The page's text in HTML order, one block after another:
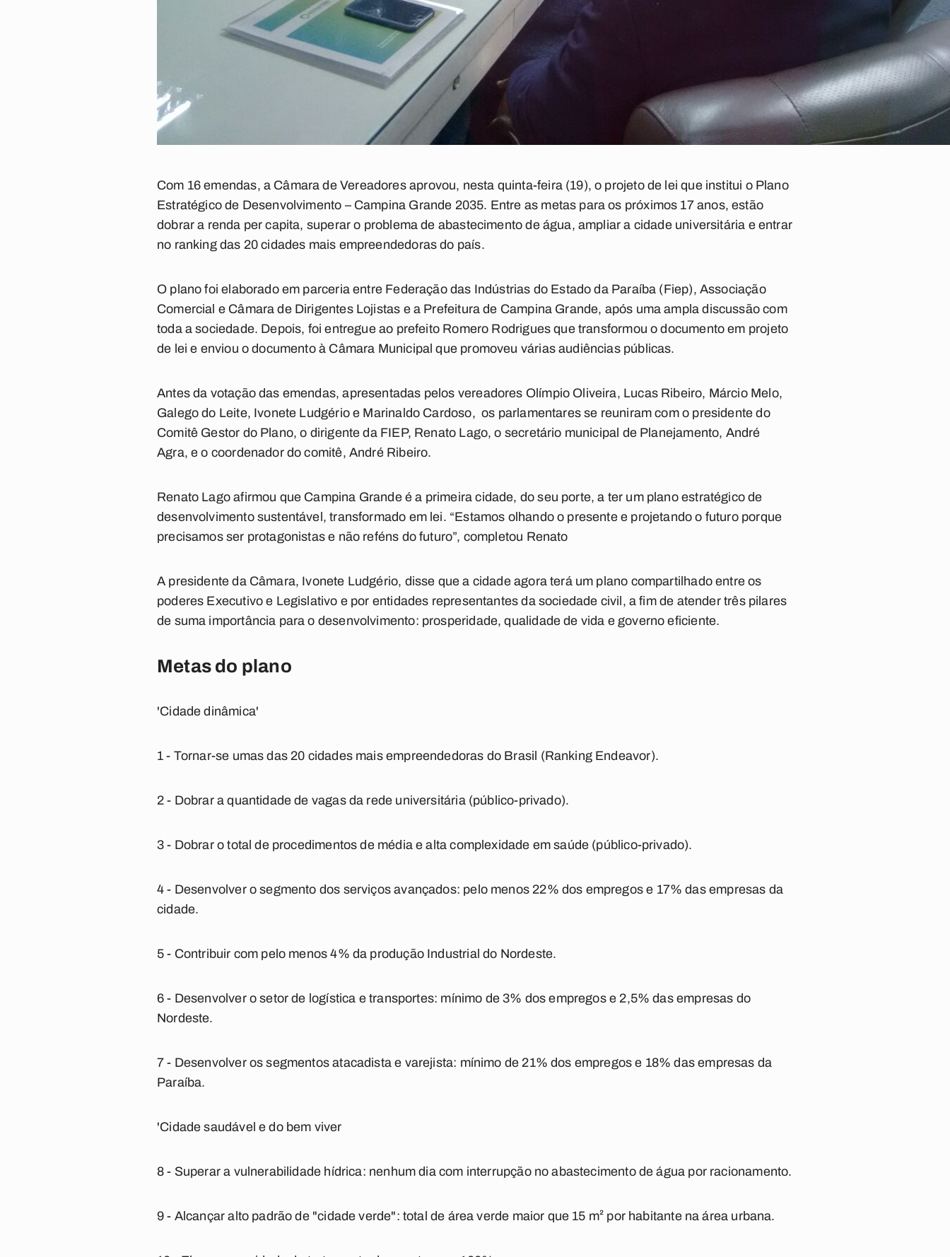
Com 16 emendas, a Câmara de Vereadores aprovou, nesta quinta-feira (19), o projeto de lei que institui o Plano
Estratégico de Desenvolvimento – Campina Grande 2035. Entre as metas para os próximos 17 anos, estão
dobrar a renda per capita, superar o problema de abastecimento de água, ampliar a cidade universitária e entrar
no ranking das 20 cidades mais empreendedoras do país.
O plano foi elaborado em parceria entre Federação das Indústrias do Estado da Paraíba (Fiep), Associação
Comercial e Câmara de Dirigentes Lojistas e a Prefeitura de Campina Grande, após uma ampla discussão com
toda a sociedade. Depois, foi entregue ao prefeito Romero Rodrigues que transformou o documento em projeto
de lei e enviou o documento à Câmara Municipal que promoveu várias audiências públicas.
Antes da votação das emendas, apresentadas pelos vereadores Olímpio Oliveira, Lucas Ribeiro, Márcio Melo,
Galego do Leite, Ivonete Ludgério e Marinaldo Cardoso, os parlamentares se reuniram com o presidente do
Comitê Gestor do Plano, o dirigente da FIEP, Renato Lago, o secretário municipal de Planejamento, André
Agra, e o coordenador do comitê, André Ribeiro.
Renato Lago afirmou que Campina Grande é a primeira cidade, do seu porte, a ter um plano estratégico de
desenvolvimento sustentável, transformado em lei. “Estamos olhando o presente e projetando o futuro porque
precisamos ser protagonistas e não reféns do futuro”, completou Renato
A presidente da Câmara, Ivonete Ludgério, disse que a cidade agora terá um plano compartilhado entre os
poderes Executivo e Legislativo e por entidades representantes da sociedade civil, a fim de atender três pilares
de suma importância para o desenvolvimento: prosperidade, qualidade de vida e governo eficiente.
Metas do plano
'Cidade dinâmica'
1 - Tornar-se umas das 20 cidades mais empreendedoras do Brasil (Ranking Endeavor).
2 - Dobrar a quantidade de vagas da rede universitária (público-privado).
3 - Dobrar o total de procedimentos de média e alta complexidade em saúde (público-privado).
4 - Desenvolver o segmento dos serviços avançados: pelo menos 22% dos empregos e 17% das empresas da
cidade.
5 - Contribuir com pelo menos 4% da produção Industrial do Nordeste.
6 - Desenvolver o setor de logística e transportes: mínimo de 3% dos empregos e 2,5% das empresas do
Nordeste.
7 - Desenvolver os segmentos atacadista e varejista: mínimo de 21% dos empregos e 18% das empresas da
Paraíba.
'Cidade saudável e do bem viver
8 - Superar a vulnerabilidade hídrica: nenhum dia com interrupção no abastecimento de água por racionamento.
9 - Alcançar alto padrão de "cidade verde": total de área verde maior que 15 m² por habitante na área urbana.